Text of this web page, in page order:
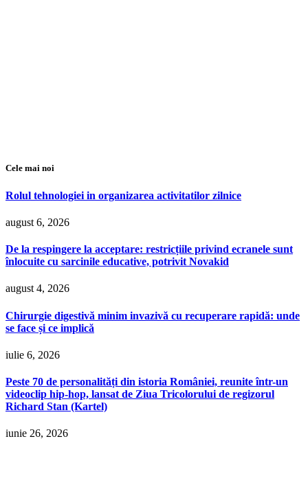
Cele mai noi
Rolul tehnologiei in organizarea activitatilor zilnice
august 6, 2026
De la respingere la acceptare: restricțiile privind ecranele sunt
înlocuite cu sarcinile educative, potrivit Novakid
august 4, 2026
Chirurgie digestivă minim invazivă cu recuperare rapidă: unde
se face și ce implică
iulie 6, 2026
Peste 70 de personalități din istoria României, reunite într-un
videoclip hip-hop, lansat de Ziua Tricolorului de regizorul
Richard Stan (Kartel)
iunie 26, 2026